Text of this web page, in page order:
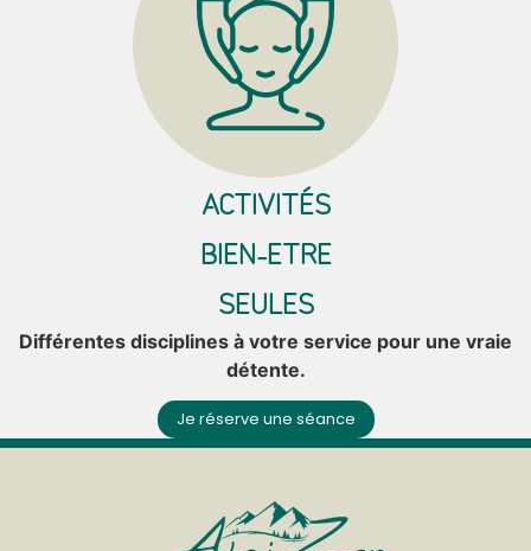
ACTIVITÉS
BIEN-ETRE
SEULES
Différentes disciplines à votre service pour une vraie
détente.
Je réserve une séance